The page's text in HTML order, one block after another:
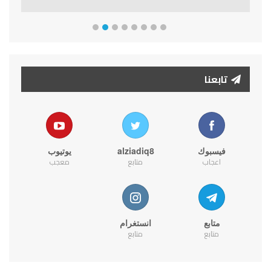
تابعنا
فيسبوك
اعجاب
alziadiq8
متابع
يوتيوب
معجب
متابع
متابع
انستغرام
متابع